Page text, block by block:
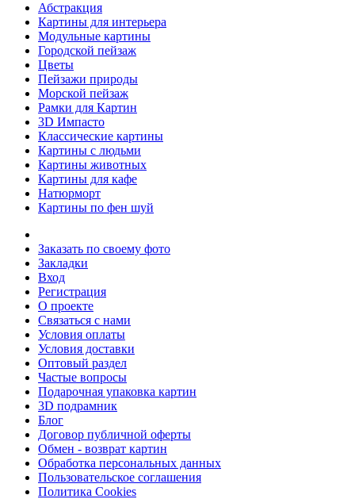
Абстракция
Картины для интерьера
Модульные картины
Городской пейзаж
Цветы
Пейзажи природы
Морской пейзаж
Рамки для Картин
3D Импасто
Классические картины
Картины с людьми
Картины животных
Картины для кафе
Натюрморт
Картины по фен шуй
Заказать по своему фото
Закладки
Вход
Регистрация
О проекте
Связаться с нами
Условия оплаты
Условия доставки
Оптовый раздел
Частые вопросы
Подарочная упаковка картин
3D подрамник
Блог
Договор публичной оферты
Обмен - возврат картин
Обработка персональных данных
Пользовательское соглашения
Политика Cookies